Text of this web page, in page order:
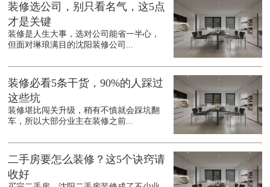
装修选公司，别只看名气，这5点
才是关键
装修是人生大事，选对公司能省一半心，
但面对琳琅满目的沈阳装修公司...
装修必看5条干货，90%的人踩过
这些坑
装修堪比闯关升级，稍有不慎就会踩坑翻
车，所以大部分业主在装修之前...
二手房要怎么装修？这5个诀窍请
收好